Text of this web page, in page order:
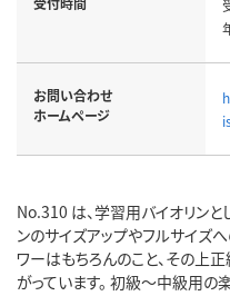
お問い合わせ
ホームページ
No.310 は、学習用バイオリンと
ンのサイズアップやフルサイズ
ワーはもちろんのこと、その上
がっています。 初級～中級用の